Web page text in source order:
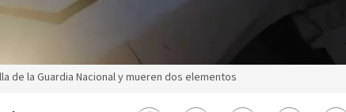
de la Guardia Nacional y mueren dos elementos